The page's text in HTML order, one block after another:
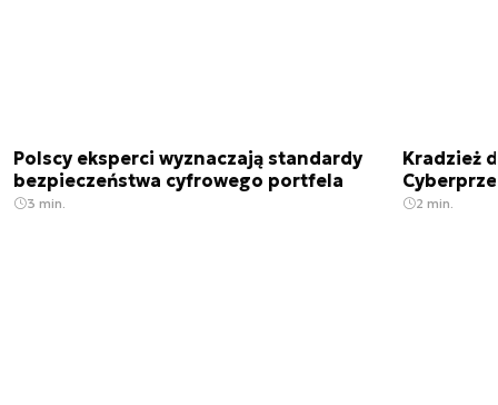
Polscy eksperci wyznaczają standardy
bezpieczeństwa cyfrowego portfela
3 min.
Kradzież
2 min.